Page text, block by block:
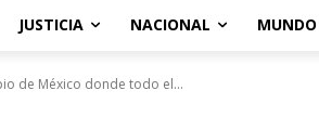
JUSTICIA NACIONAL MUNDO
de México donde todo el...